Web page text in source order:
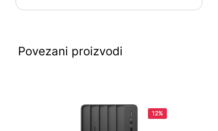
Povezani proizvodi
12%